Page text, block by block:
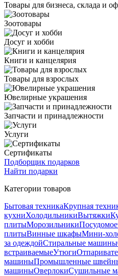
Товары для бизнеса, склада и
Зоотовары
Досуг и хобби
Книги и канцелярия
Товары для взрослых
Ювелирные украшения
Запчасти и принадлежности
Услуги
Сертификаты
Подборщик подарков
Найти подарки
Категории товаров
Бытовая техникаКрупная
кухниХолодильникиВытяжки
плитыМорозильники
плитыВинные шкафыМини-
за одеждойСтиральные машины
встраиваемыеУтюги
машиныПромышленные
машиныОверлокиСушильные